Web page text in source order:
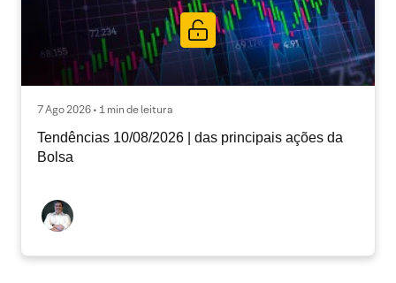
7 Ago 2026 • 1 min de leitura
Tendências 10/08/2026 | das principais ações da
Bolsa